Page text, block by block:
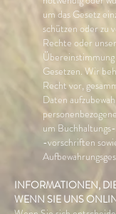
um das Gesetz
schützen oder zu
Rechte oder
Gesetzen. Wir
Recht vor,
Daten
um
-vorschriften
INFORMATIONEN,
WENN SIE UNS